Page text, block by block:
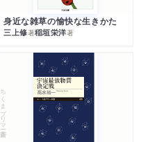
身近な雑草の愉快な生きかた
三上修著稲垣栄洋著
ちくまプリマー新書